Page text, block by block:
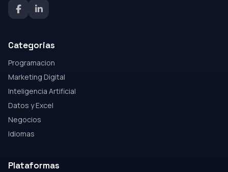
Categorias
Programacion
Marketing Digital
Inteligencia Artificial
Datos y Excel
Negocios
Idiomas
Plataformas